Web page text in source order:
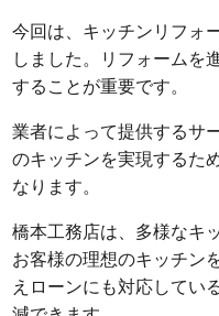
今回は、キッチンリフォ
しました。リフォームを
することが重要です。
業者によって提供するサ
のキッチンを実現するた
なります。
橋本工務店は、多様なキ
お客様の理想のキッチン
えローンにも対応してい